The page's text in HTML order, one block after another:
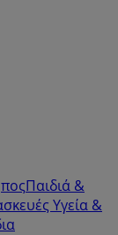
Παιδιά &
Υγεία &